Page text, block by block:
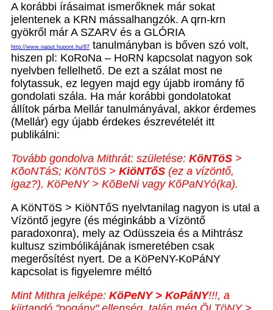
A korábbi írásaimat ismerőknek már sokat
jelentenek a KRN mássalhangzók. A qrn-krn
gyökről már A SZARV és a GLÓRIA
http://www.naput.hupont.hu/87 tanulmányban is bőven szó volt,
hiszen pl: KoRoNa – HoRN kapcsolat nagyon sok
nyelvben fellelhető. De ezt a szálat most ne
folytassuk, ez legyen majd egy újabb iromány fő
gondolati szála. Ha már korábbi gondolatokat
állítok párba Mellár tanulmányával, akkor érdemes
(Mellár) egy újabb érdekes észrevételét itt
publikálni:
Tovább gondolva Mithrát: születése: KöNTöS >
KõoNTáS; KöNTöS > KiöNTőS (ez a vízöntő,
igaz?). KöPeNY > KõBeNi vagy KõPaNYó(ka).
A KöNTöS > KiöNTőS nyelvtanilag nagyon is utal a
Vízöntő jegyre (és méginkább a Vízöntő
paradoxonra), mely az Odüsszeia és a Mihtrász
kultusz szimbólikájának ismeretében csak
megerősítést nyert. De a KöPeNY-KoPáNY
kapcsolat is figyelemre méltó
Mint Mithra jelképe: KöPeNY > KoPáNY!!!, a